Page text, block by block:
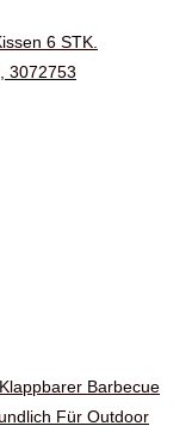
6 STK.
3072753
Barbecue
Für Outdoor